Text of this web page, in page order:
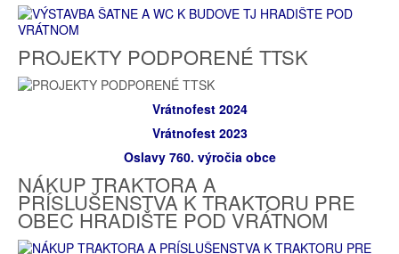
PROJEKTY PODPORENÉ TTSK
Vrátnofest 2024
Vrátnofest 2023
Oslavy 760. výročia obce
NÁKUP TRAKTORA A
PRÍSLUŠENSTVA K TRAKTORU PRE
OBEC HRADIŠTE POD VRÁTNOM